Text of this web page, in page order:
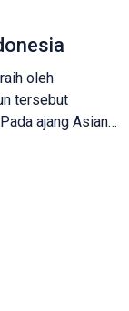
oleh
tersebut
ajang Asian
kontingen